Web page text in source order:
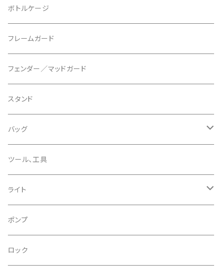
BUSCH＋MULLER/ブッシュ＆ミュラー
CAMELBAK/キャメルバッグ
CERAMIC SPEED/セラミックスピード
CHRIS KING/クリスキング
CHROMAG/クロマグ
CHROME/クローム
CONTINENTAL/コンチネンタル
CRANE/クレーン
CRANKBROTHERS/クランクブラザーズ
ブレーキパッド
トップキャップ
ベル
ボトムブラケット
リアディレーラー
チェーン
クリート
29" / 27.5"
〜26"
タイヤインサート
リムテープ
チューブレスバルブ/ バルブキャップ
シーラント
ボトルケージ
フレームガード
フェンダー／マッドガード
スタンド
バッグ
サドルバッグ
サコッシュ
バックパック
フレームバッグ
ツール、工具
ライト
フロントライト
テールライト
ポンプ
ロック